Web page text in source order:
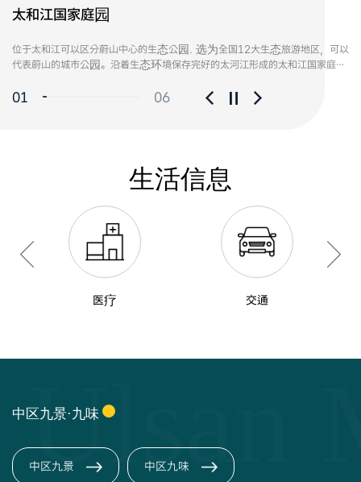
太和江国家庭园
位于太和江可以区分蔚山中心的生态公园. 选为全国12大生态旅游地区，可以
代表蔚山的城市公园。沿着生态环境保存完好的太河江形成的太和江国家庭园
十里大林
位于太和江可以区分蔚山中心的生态公园. 选为全国12大生态旅游地区，可以
代表蔚山的城市公园。沿着生态环境保存完好的太河江形成的太和江国家庭园
外松纪念馆
可以观赏韩语变迁过程的韩文博物馆 韩文博物馆展出强调‘韩文是生命’的
韩文学者崔铉培先生的遗物。在这里可以观赏崔铉培先生的义务和主要著作
赏到韩文的变迁历程，为孩子们准备了体验馆。
太和楼
慈藏大师建设太和寺时修建的楼阁. 是643年（新罗善德女王 12）从唐朝求
得佛法后回归故乡的慈藏大师抵达蔚山后 建太和寺时一同建设的楼阁 位于太
的代表楼阁 有着蔚山传统型和整体性的太和江周围的遗迹。
蔚山大孩子夜市
是2015年申请传统市场夜市组件事业征集后 在国内选中的2个市场之一。
是蔚山地区第一个常设夜市 位于原城市中央传统市场一带 其规模在国内是最
品柜台销售各个年龄段喜欢的各种小吃35个 并且运营各种栏目。
立火山自然修养林
可以体验松树和橡树融合在一起的纯自然. 由森林厅指定的自然修养林立火山
健康林的松树和橡树融合在一起 为访客准备了可以尽情享受自然的野营场所
一边还可以散步。
01 06
生活信息
医疗 交通
中区九景·九味
中区九景 中区九味